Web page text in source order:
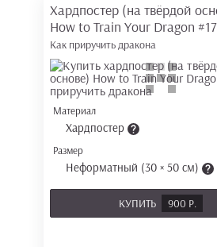
Хардпостер (на твёрдой
How to Train Your Dragon
Как приручить дракона
Материал
Хардпостер
Размер
Неформатный (30 × 50 см)
КУПИТЬ 900 Р.